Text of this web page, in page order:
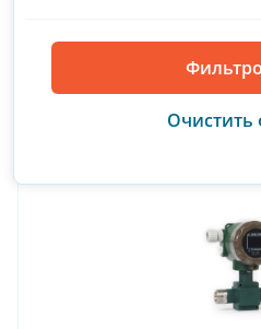
Производитель : Термотроник